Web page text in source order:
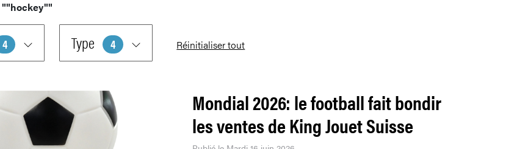
""hockey""
4 Type 4 Réinitialiser tout
Mondial 2026: le football fait bondir
les ventes de King Jouet Suisse